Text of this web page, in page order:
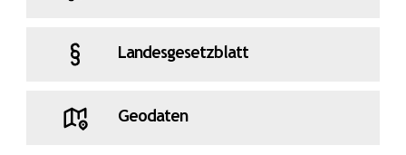
Landesgesetzblatt
Geodaten